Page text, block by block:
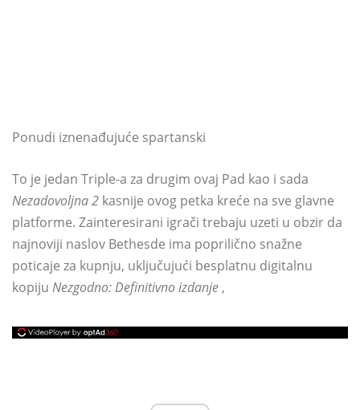
Ponudi iznenađujuće spartanski
To je jedan Triple-a za drugim ovaj Pad kao i sada
Nezadovoljna 2 kasnije ovog petka kreće na sve glavne
platforme. Zainteresirani igrači trebaju uzeti u obzir da
najnoviji naslov Bethesde ima poprilično snažne
poticaje za kupnju, uključujući besplatnu digitalnu
kopiju Nezgodno: Definitivno izdanje ,